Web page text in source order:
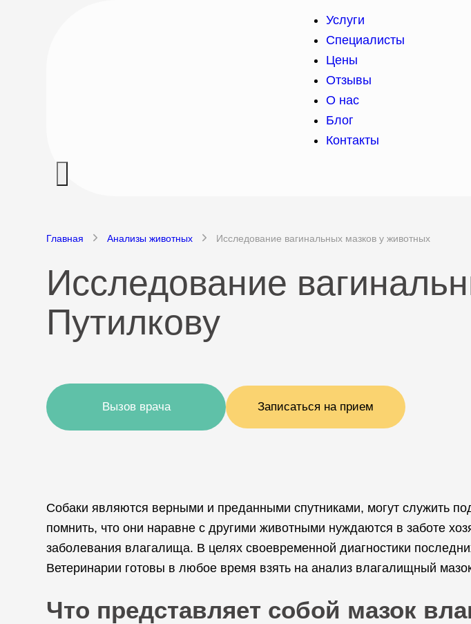
Услуги
Специалисты
Цены
Отзывы
О нас
Блог
Контакты
Главная Анализы животных Исследование вагинальных мазков у животных
Исследование
Путилкову
Вызов врача Записаться на прием
Собаки являются верными и преданными спутниками, могут служить
помнить, что они наравне с другими животными нуждаются в заботе
заболевания влагалища. В целях своевременной диагностики
Ветеринарии готовы в любое время взять на анализ влагалищный
Что представляет собой мазок